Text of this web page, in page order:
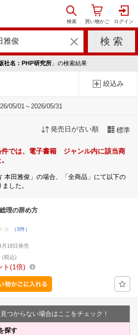
社名：PHP研究所 」の検索結果
絞込み
05/01～2026/05/31
発売日が古い順 標準
件では、電子書籍 ジャンル内に該当商
本田雅俊」の場合、「全商品」にて以下の
した。
総理の辞め方
（3件）
月18日発売
(税込)
ト 1倍
つからない場合はここをチェック！
探す